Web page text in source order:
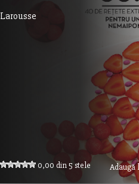
Larousse
0,00 din 5 stele Adaugă